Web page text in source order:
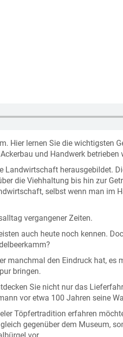
Hier lernen Sie die wichtigsten
und Handwerk betrieben
Landwirtschaft herausgebildet.
die Viehhaltung bis hin zur
selbst wenn man im
vergangener Zeiten.
auch heute noch kennen.
manchmal den Eindruck hat, es
bringen.
Sie nicht nur das
vor etwa 100 Jahren seine
Töpfertradition erfahren
gegenüber dem Museum,